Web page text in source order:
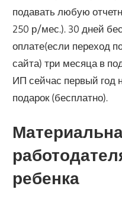
подавать любую
250 р/мес.). 30 дней
оплате(если переход
сайта) три месяца в
ИП сейчас первый год
подарок (бесплатно).
ребенка